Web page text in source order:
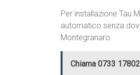
Per installazione Tau
automatico senza
Montegranaro.
Chiama 0733